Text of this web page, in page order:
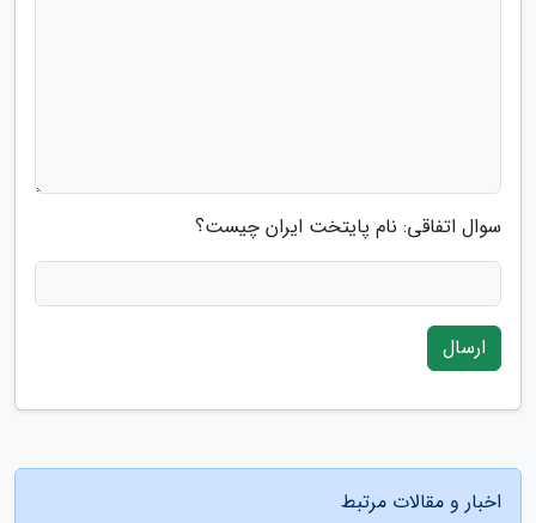
سوال اتفاقی: نام پایتخت ایران چیست؟
ارسال
اخبار و مقالات مرتبط